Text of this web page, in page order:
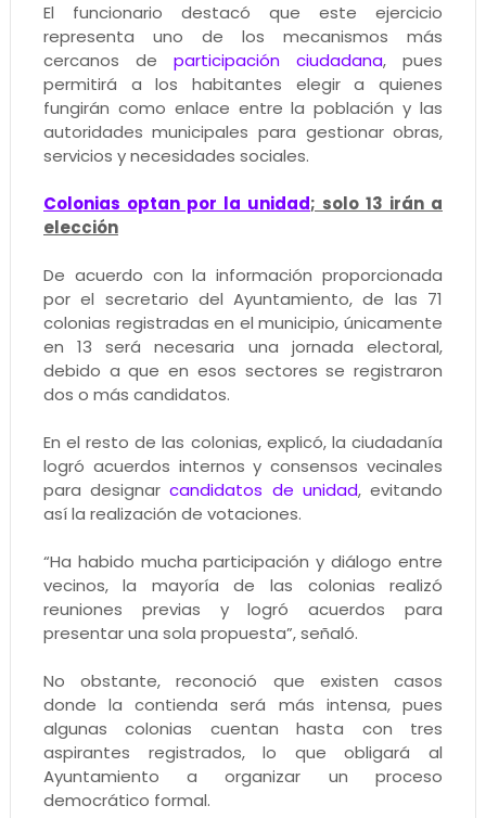
El funcionario destacó que este ejercicio
representa uno de los mecanismos más
cercanos de participación ciudadana, pues
permitirá a los habitantes elegir a quienes
fungirán como enlace entre la población y las
autoridades municipales para gestionar obras,
servicios y necesidades sociales.
Colonias optan por la unidad; solo 13 irán a
elección
De acuerdo con la información proporcionada
por el secretario del Ayuntamiento, de las 71
colonias registradas en el municipio, únicamente
en 13 será necesaria una jornada electoral,
debido a que en esos sectores se registraron
dos o más candidatos.
En el resto de las colonias, explicó, la ciudadanía
logró acuerdos internos y consensos vecinales
para designarcandidatos de unidad, evitando
así la realización de votaciones.
“Ha habido mucha participación y diálogo entre
vecinos, la mayoría de las colonias realizó
reuniones previas y logró acuerdos para
presentar una sola propuesta”, señaló.
No obstante, reconoció que existen casos
donde la contienda será más intensa, pues
algunas colonias cuentan hasta con tres
aspirantes registrados, lo que obligará al
Ayuntamiento a organizar un proceso
democrático formal.